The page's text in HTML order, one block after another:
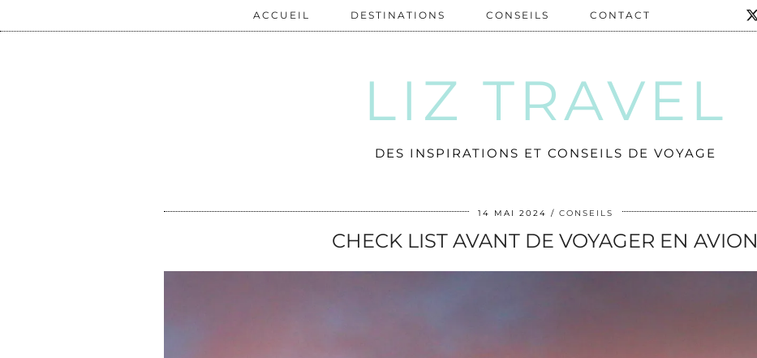
LIZ TRAVEL
DES INSPIRATIONS ET CONSEILS DE VOYAGE
ACCUEIL DESTINATIONS CONSEILS CONTACT
14 MAI 2024 CONSEILS
CHECK LIST AVANT DE VOYAGER EN AVION